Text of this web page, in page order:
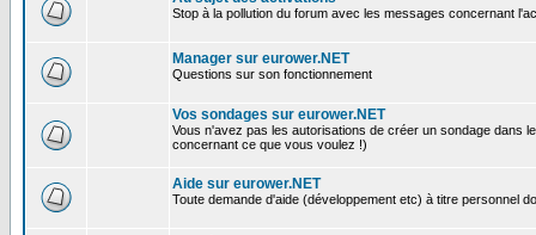
Stop à la pollution du forum avec les messages concernant
Manager sur eurower.NET
Questions sur son fonctionnement
Vos sondages sur eurower.NET
Vous n'avez pas les autorisations de créer un sondage dans
concernant ce que vous voulez !)
Aide sur eurower.NET
Toute demande d'aide (développement etc) à titre personnel